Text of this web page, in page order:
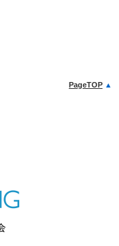
PageTOP ▲